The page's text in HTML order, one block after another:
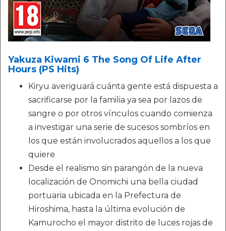
Yakuza Kiwami 6 The Song Of Life After
Hours (PS Hits)
Kiryu averiguará cuánta gente está dispuesta a
sacrificarse por la familia ya sea por lazos de
sangre o por otros vínculos cuando comienza
a investigar una serie de sucesos sombríos en
los que están involucrados aquellos a los que
quiere
Desde el realismo sin parangón de la nueva
localización de Onomichi una bella ciudad
portuaria ubicada en la Prefectura de
Hiroshima, hasta la última evolución de
Kamurocho el mayor distrito de luces rojas de